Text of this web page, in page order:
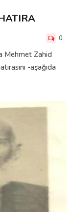
0
Mehmet Zahid
-aşağıda